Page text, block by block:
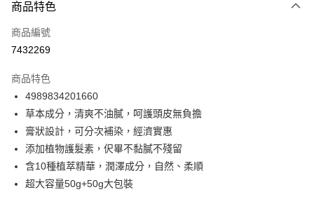
信用卡一次付款
超商取貨付款
Apple Pay
街口支付
悠遊付
Google Pay
商品特色
商品編號
7432269
商品特色
4989834201660
草本成分，清爽不油膩，呵護頭皮無負擔
膏狀設計，可分次補染，經濟實惠
添加植物護髮素，伬畢不黏膩不殘留
含10種植萃精華，潤澤成分，自然、柔順
超大容量50g+50g大包裝